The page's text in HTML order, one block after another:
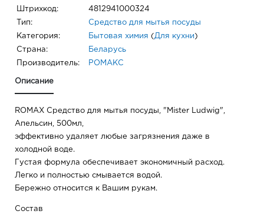
Штрихкод: 4812941000324
Тип: Средство для мытья посуды
Категория: Бытовая химия ( Для кухни )
Страна: Беларусь
Производитель: РОМАКС
Описание
ROMAX Средство для мытья посуды, "Mister Ludwig",
Апельсин, 500мл,
эффективно удаляет любые загрязнения даже в
холодной воде.
Густая формула обеспечивает экономичный расход.
Легко и полностью смывается водой.
Бережно относится к Вашим рукам.
Состав